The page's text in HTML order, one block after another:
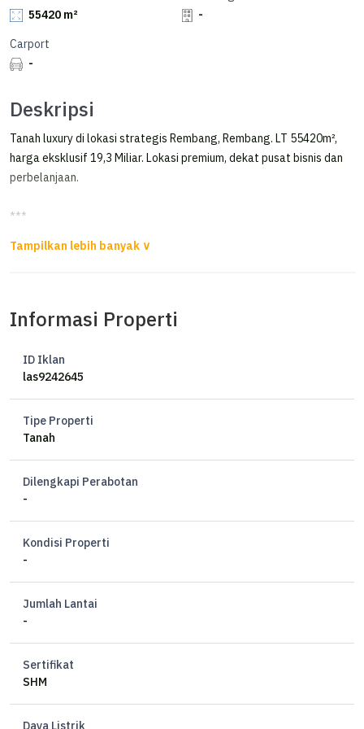
55420 m²
-
Carport
-
Deskripsi
Tanah luxury di lokasi strategis Rembang, Rembang. LT 55420m²,
harga eksklusif 19,3 Miliar. Lokasi premium, dekat pusat bisnis dan
perbelanjaan.
***
Lebar bibir pantai kurang lebih 150 m
View Gunung dan Pantai
Informasi Properti
ID Iklan
las9242645
Tipe Properti
Tanah
Dilengkapi Perabotan
-
Kondisi Properti
-
Jumlah Lantai
-
Sertifikat
SHM
Daya Listrik